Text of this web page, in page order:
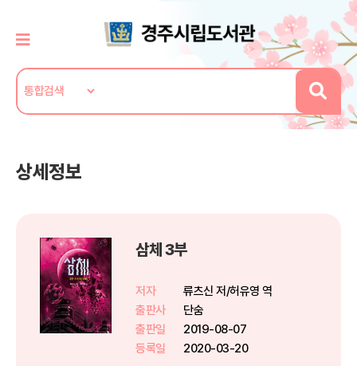
상세정보
삼체 3부
저자
류츠신 저/허유영 역
출판사
단숨
출판일
2019-08-07
등록일
2020-03-20